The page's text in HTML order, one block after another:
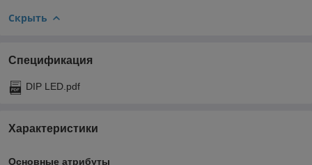
Скрыть
Спецификация
DIP LED.pdf
Характеристики
Основные атрибуты